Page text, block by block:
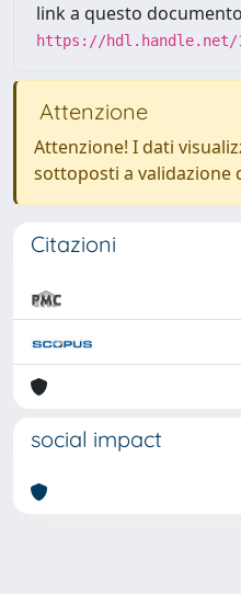
link a questo
https://hdl.handle.net/
Attenzione
Attenzione! I dati
sottoposti a validazione
Citazioni
social impact